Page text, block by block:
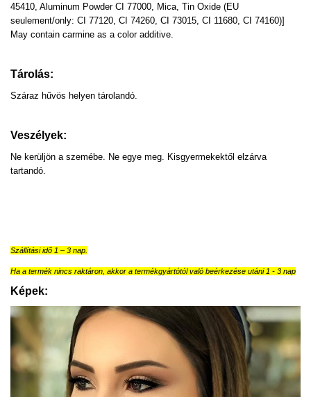
45410, Aluminum Powder CI 77000, Mica, Tin Oxide (EU
seulement/only: CI 77120, CI 74260, CI 73015, CI 11680, CI 74160)]
May contain carmine as a color additive.
Tárolás:
Száraz hűvös helyen tárolandó.
Veszélyek:
Ne kerüljön a szemébe. Ne egye meg. Kisgyermekektől elzárva
tartandó.
Szállítási idő 1 – 3 nap.
Ha a termék nincs raktáron, akkor a termékgyártótól való beérkezése utáni 1 - 3 nap
Képek: